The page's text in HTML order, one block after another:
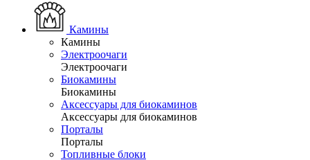
Камины
Камины
Электроочаги
Электроочаги
Биокамины
Биокамины
Аксессуары для биокаминов
Аксессуары для биокаминов
Порталы
Порталы
Топливные блоки